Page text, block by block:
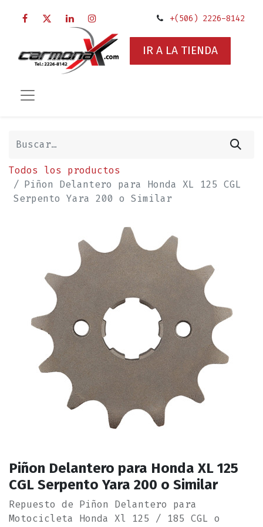
+(506) 2226-8142
IR A LA TIENDA
Todos los productos
Piñon Delantero para Honda XL 125 CGL
Serpento Yara 200 o Similar
Piñon Delantero para Honda XL 125
CGL Serpento Yara 200 o Similar
Repuesto de Piñon Delantero para
Motocicleta Honda Xl 125 / 185 CGL o